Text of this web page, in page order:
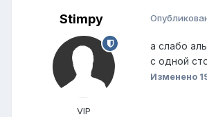
Stimpy
VIP
а слабо
с одной
Изменено